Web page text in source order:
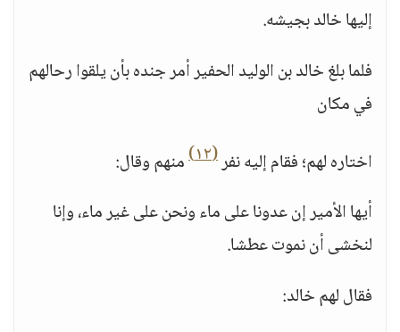
إليها خالد بجيشه.
فلما بلغ خالد بن الوليد الحفير أمر جنده بأن يلقوا رحالهم
في مكان
اختاره لهم؛ فقام إليه نفر(١٢)
منهم وقال:
أيها الأمير إن عدونا على ماء ونحن على غير ماء، وإنا
لنخشى أن نموت عطشا.
فقال لهم خالد: